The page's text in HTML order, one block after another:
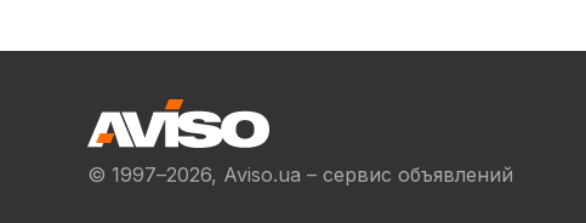
© 1997–2026, Aviso.ua – сервис объявлений